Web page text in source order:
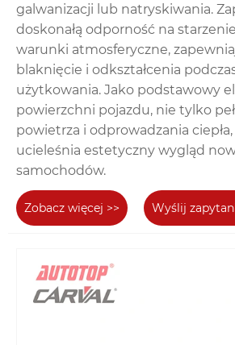
galwanizacji lub natryskiwania.
doskonałą odporność na
warunki atmosferyczne,
blaknięcie i odkształcenia
użytkowania. Jako podstawowy
powierzchni pojazdu, nie tylko
powietrza i odprowadzania
ucieleśnia estetyczny wygląd
samochodów.
Zobacz więcej >> Wyślij